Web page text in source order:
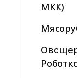
МКК)